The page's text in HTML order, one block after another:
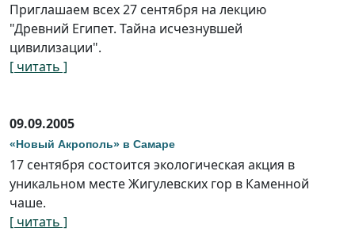
Приглашаем всех 27 сентября на лекцию
"Древний Египет. Тайна исчезнувшей
цивилизации".
[ читать ]
09.09.2005
«Новый Акрополь» в Самаре
17 сентября состоится экологическая акция в
уникальном месте Жигулевских гор в Каменной
чаше.
[ читать ]